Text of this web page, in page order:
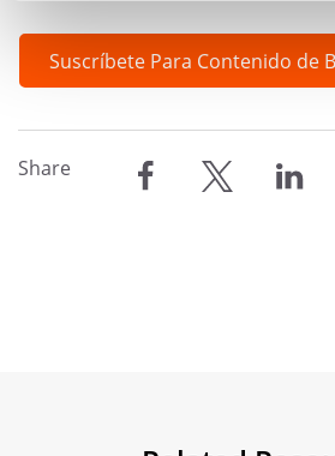
Share
Suscríbete Para Contenido de